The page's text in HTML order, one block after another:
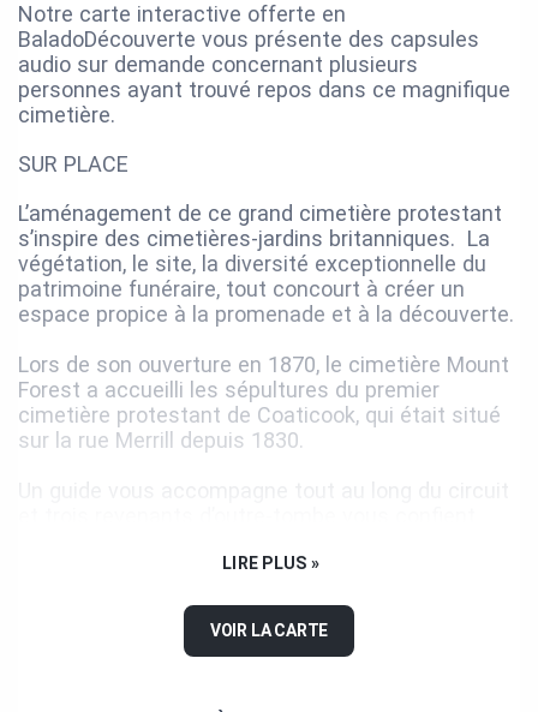
Notre carte interactive offerte en
BaladoDécouverte vous présente des capsules
audio sur demande concernant plusieurs
personnes ayant trouvé repos dans ce magnifique
cimetière.
SUR PLACE
L’aménagement de ce grand cimetière protestant
s’inspire des cimetières-jardins britanniques. La
végétation, le site, la diversité exceptionnelle du
patrimoine funéraire, tout concourt à créer un
espace propice à la promenade et à la découverte.
Lors de son ouverture en 1870, le cimetière Mount
Forest a accueilli les sépultures du premier
cimetière protestant de Coaticook, qui était situé
sur la rue Merrill depuis 1830.
député et marchand Marcus Child, le révérend
et Ralph Wheeler, frère du sculpteur Orson Wheeler.
LIRE PLUS »
VOIR LA CARTE